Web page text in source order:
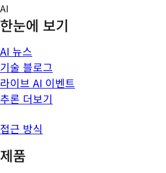
Skip
to
content
AI
한눈에 보기
AI 뉴스
기술 블로그
라이브 AI 이벤트
추론 더보기
접근 방식
제품